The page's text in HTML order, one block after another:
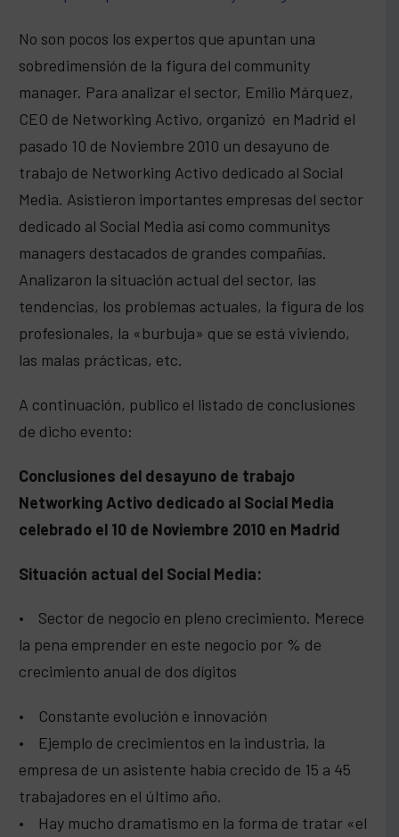
No son pocos los expertos que apuntan una
sobredimensión de la figura del community
manager. Para analizar el sector, Emilio Márquez,
CEO de Networking Activo, organizó en Madrid el
pasado 10 de Noviembre 2010 un desayuno de
trabajo de Networking Activo dedicado al Social
Media. Asistieron importantes empresas del sector
dedicado al Social Media así como communitys
managers destacados de grandes compañías.
Analizaron la situación actual del sector, las
tendencias, los problemas actuales, la figura de los
profesionales, la «burbuja» que se está viviendo,
las malas prácticas, etc.
A continuación, publico el listado de conclusiones
de dicho evento:
Conclusiones del desayuno de trabajo
Networking Activo dedicado al Social Media
celebrado el 10 de Noviembre 2010 en Madrid
Situación actual del Social Media:
• Sector de negocio en pleno crecimiento. Merece
la pena emprender en este negocio por % de
crecimiento anual de dos dígitos
• Constante evolución e innovación
• Ejemplo de crecimientos en la industria, la
empresa de un asistente había crecido de 15 a 45
trabajadores en el último año.
• Hay mucho dramatismo en la forma de tratar «el